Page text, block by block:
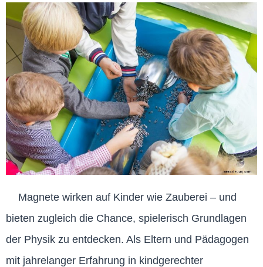
Magnete wirken auf Kinder wie Zauberei – und
bieten zugleich die Chance, spielerisch Grundlagen
der Physik zu entdecken. Als Eltern und Pädagogen
mit jahrelanger Erfahrung in kindgerechter